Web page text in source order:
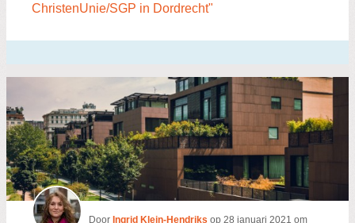
ChristenUnie/SGP in Dordrecht"
Door Ingrid Klein-Hendriks op 28 januari 2021 om